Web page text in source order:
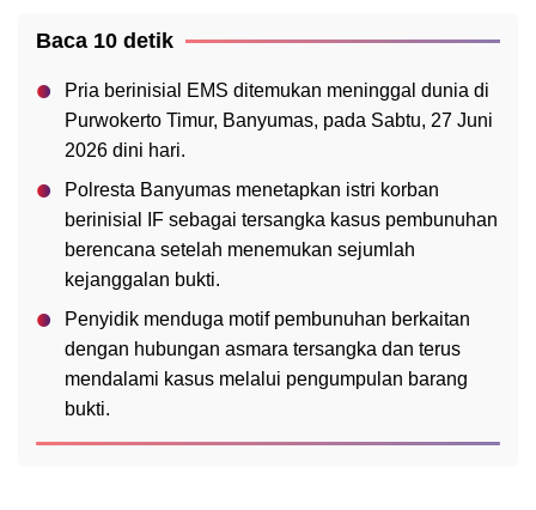
Baca 10 detik
Pria berinisial EMS ditemukan meninggal dunia di
Purwokerto Timur, Banyumas, pada Sabtu, 27 Juni
2026 dini hari.
Polresta Banyumas menetapkan istri korban
berinisial IF sebagai tersangka kasus pembunuhan
berencana setelah menemukan sejumlah
kejanggalan bukti.
Penyidik menduga motif pembunuhan berkaitan
dengan hubungan asmara tersangka dan terus
mendalami kasus melalui pengumpulan barang
bukti.